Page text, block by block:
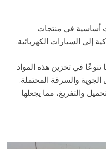
أساسية في منتجات
إلى السيارات الكهربائية.
في تخزين هذه المواد
والسرقة المحتملة.
والتفريغ، مما يجعلها